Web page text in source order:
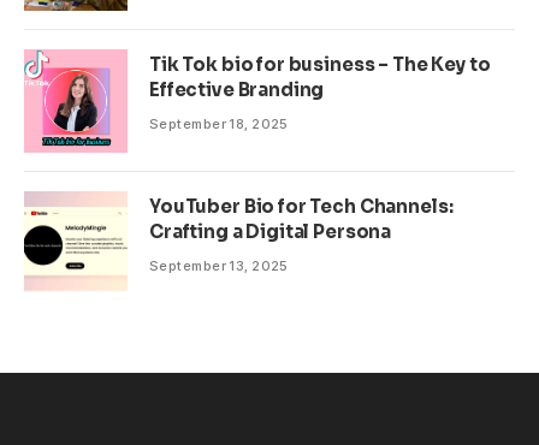
Tik Tok bio for business – The Key to
Effective Branding
September 18, 2025
YouTuber Bio for Tech Channels:
Crafting a Digital Persona
September 13, 2025